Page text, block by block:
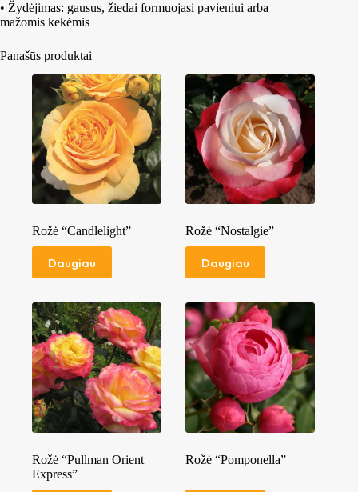
• Žydėjimas: gausus, žiedai formuojasi pavieniui arba
mažomis kekėmis
Panašūs produktai
Rožė “Candlelight”
Daugiau
Rožė “Nostalgie”
Daugiau
Rožė “Pullman Orient
Express”
Rožė “Pomponella”